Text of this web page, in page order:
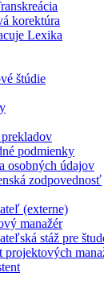
korektúra
Lexika
štúdie
podmienky
osobných údajov
zodpovednosť
(externe)
manažér
stáž pre
projektových